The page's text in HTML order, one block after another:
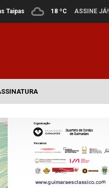
Taipas 18 ºC ASSINE JÁ!